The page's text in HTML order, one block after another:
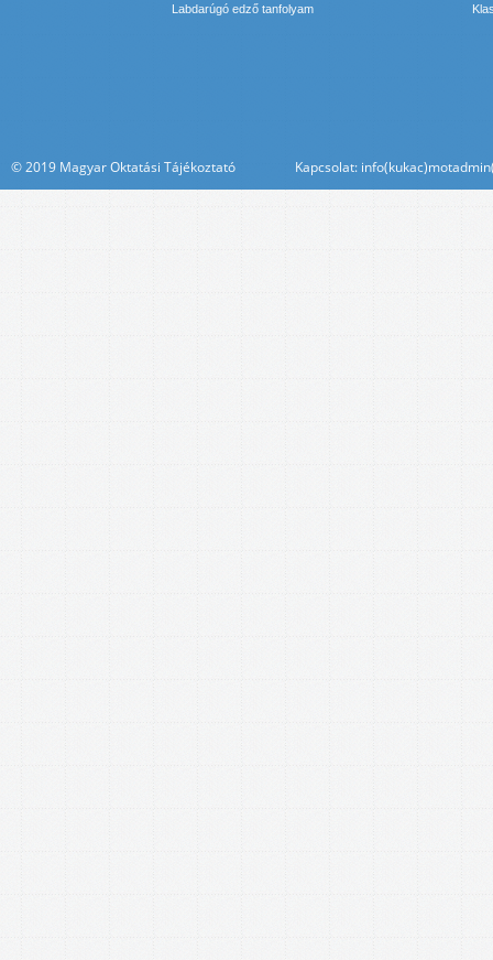
Labdarúgó edző tanfolyam
© 2019 Magyar Oktatási Tájékoztató Kapcsolat: